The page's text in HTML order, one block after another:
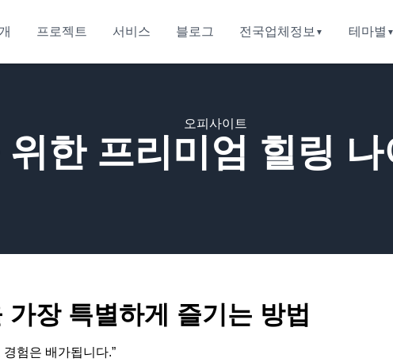
프로젝트 서비스 블로그 전국업체정보 테마별
오피사이트
위한 프리미엄 힐링
장 특별하게 즐기는 방법
험은 배가됩니다.”